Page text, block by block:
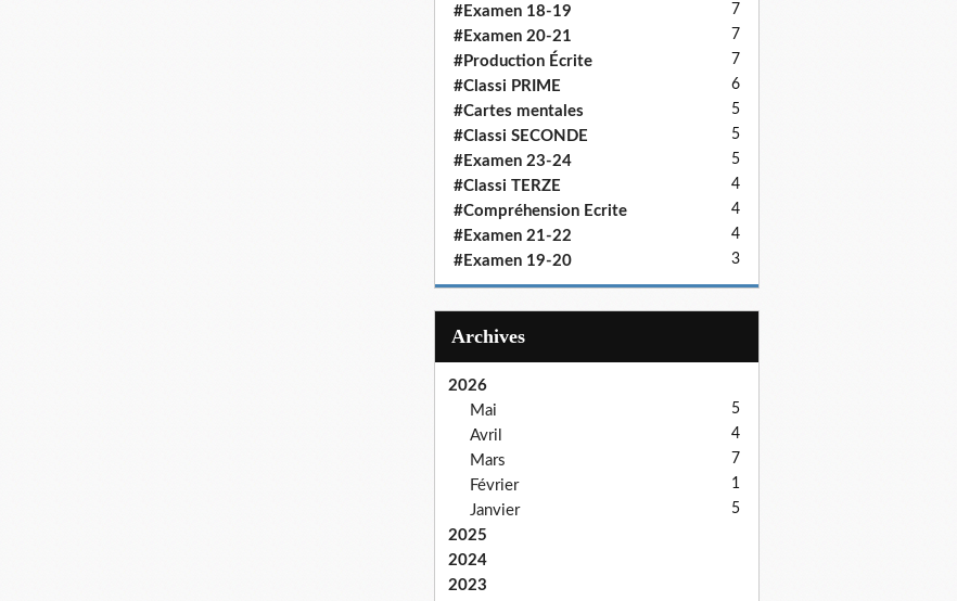
#Examen 18-19 7
#Examen 20-21 7
#Production Écrite 7
#Classi PRIME 6
#Cartes mentales 5
#Classi SECONDE 5
#Examen 23-24 5
#Classi TERZE 4
#Compréhension Ecrite 4
#Examen 21-22 4
#Examen 19-20 3
Archives
2026
Mai
5
Avril 4
Mars 7
Février 1
Janvier 5
2025
2024
2023